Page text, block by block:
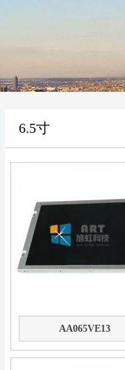
6.5寸
AA065VE13